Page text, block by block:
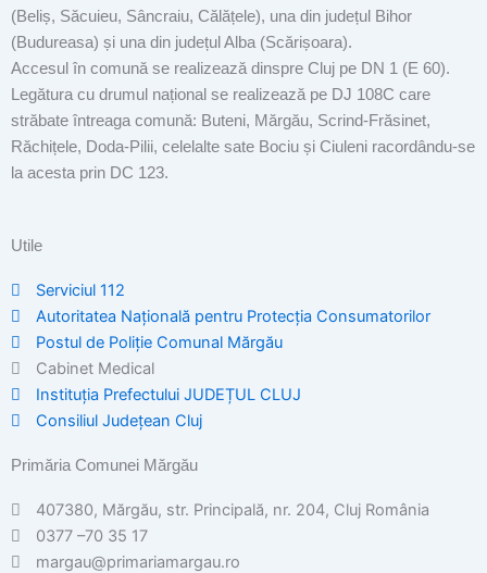
(Beliș, Săcuieu, Sâncraiu, Călățele), una din județul Bihor
(Budureasa) și una din județul Alba (Scărișoara).
Accesul în comună se realizează dinspre Cluj pe DN 1 (E 60).
Legătura cu drumul național se realizează pe DJ 108C care
străbate întreaga comună: Buteni, Mărgău, Scrind-Frăsinet,
Răchițele, Doda-Pilii, celelalte sate Bociu și Ciuleni racordându-se
la acesta prin DC 123.
Utile
Serviciul 112
Autoritatea Națională pentru Protecția Consumatorilor
Postul de Poliţie Comunal Mărgău
Cabinet Medical
Instituția Prefectului JUDEȚUL CLUJ
Consiliul Județean Cluj
Primăria Comunei Mărgău
407380, Mărgău, str. Principală, nr. 204, Cluj România
0377 –70 35 17
margau@primariamargau.ro